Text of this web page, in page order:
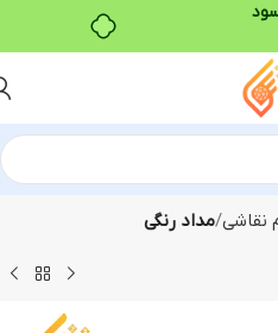
نقاشی مداد رنگی